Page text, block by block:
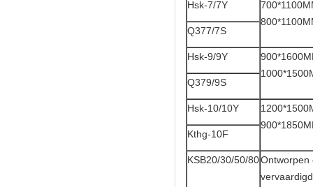
Hsk-7/7Y
Q377/7S
Hsk-9/9Y
Q379/9S
Hsk-10/10Y
Kthg-10F
KSB20/30/50/80Ontworpen
vervaardigd